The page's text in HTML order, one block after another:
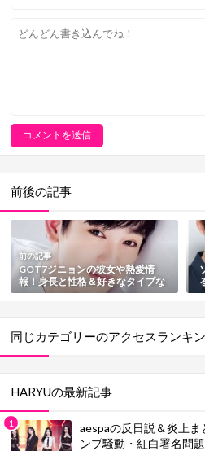
前後の記事
前の記事
GOT7ジニョンの彼女や熱愛情
報！身長と性格＆好きなタイプな
どプロフィール総まとめ
同じカテゴリーのアクセスランキ
HARYUの最新記事
aespaの反日説＆炎上
ンプ騒動・紅白署名問